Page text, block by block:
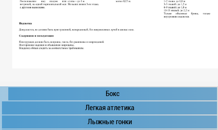
Бокс
Легкая атлетика
Лыжные гонки